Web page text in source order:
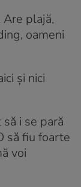
Are plajă,
oameni
și nici
i se pară
să fiu foarte
voi